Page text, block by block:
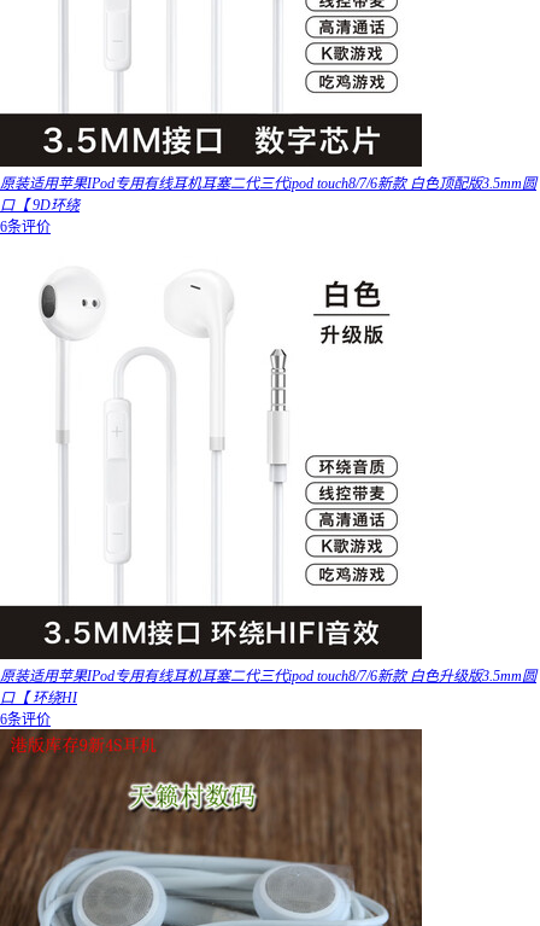
原装适用苹果IPod专用有线耳机耳塞二代三代ipod touch8/7/6新款 白色顶配版3.5mm圆
口【 9D环绕
6条评价
原装适用苹果IPod专用有线耳机耳塞二代三代ipod touch8/7/6新款 白色升级版3.5mm圆
口【 环绕HI
6条评价